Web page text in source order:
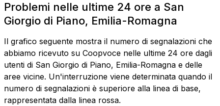
Problemi nelle ultime 24 ore a San
Giorgio di Piano, Emilia-Romagna
Il grafico seguente mostra il numero di segnalazioni che
abbiamo ricevuto su Coopvoce nelle ultime 24 ore dagli
utenti di San Giorgio di Piano, Emilia-Romagna e delle
aree vicine. Un'interruzione viene determinata quando il
numero di segnalazioni è superiore alla linea di base,
rappresentata dalla linea rossa.